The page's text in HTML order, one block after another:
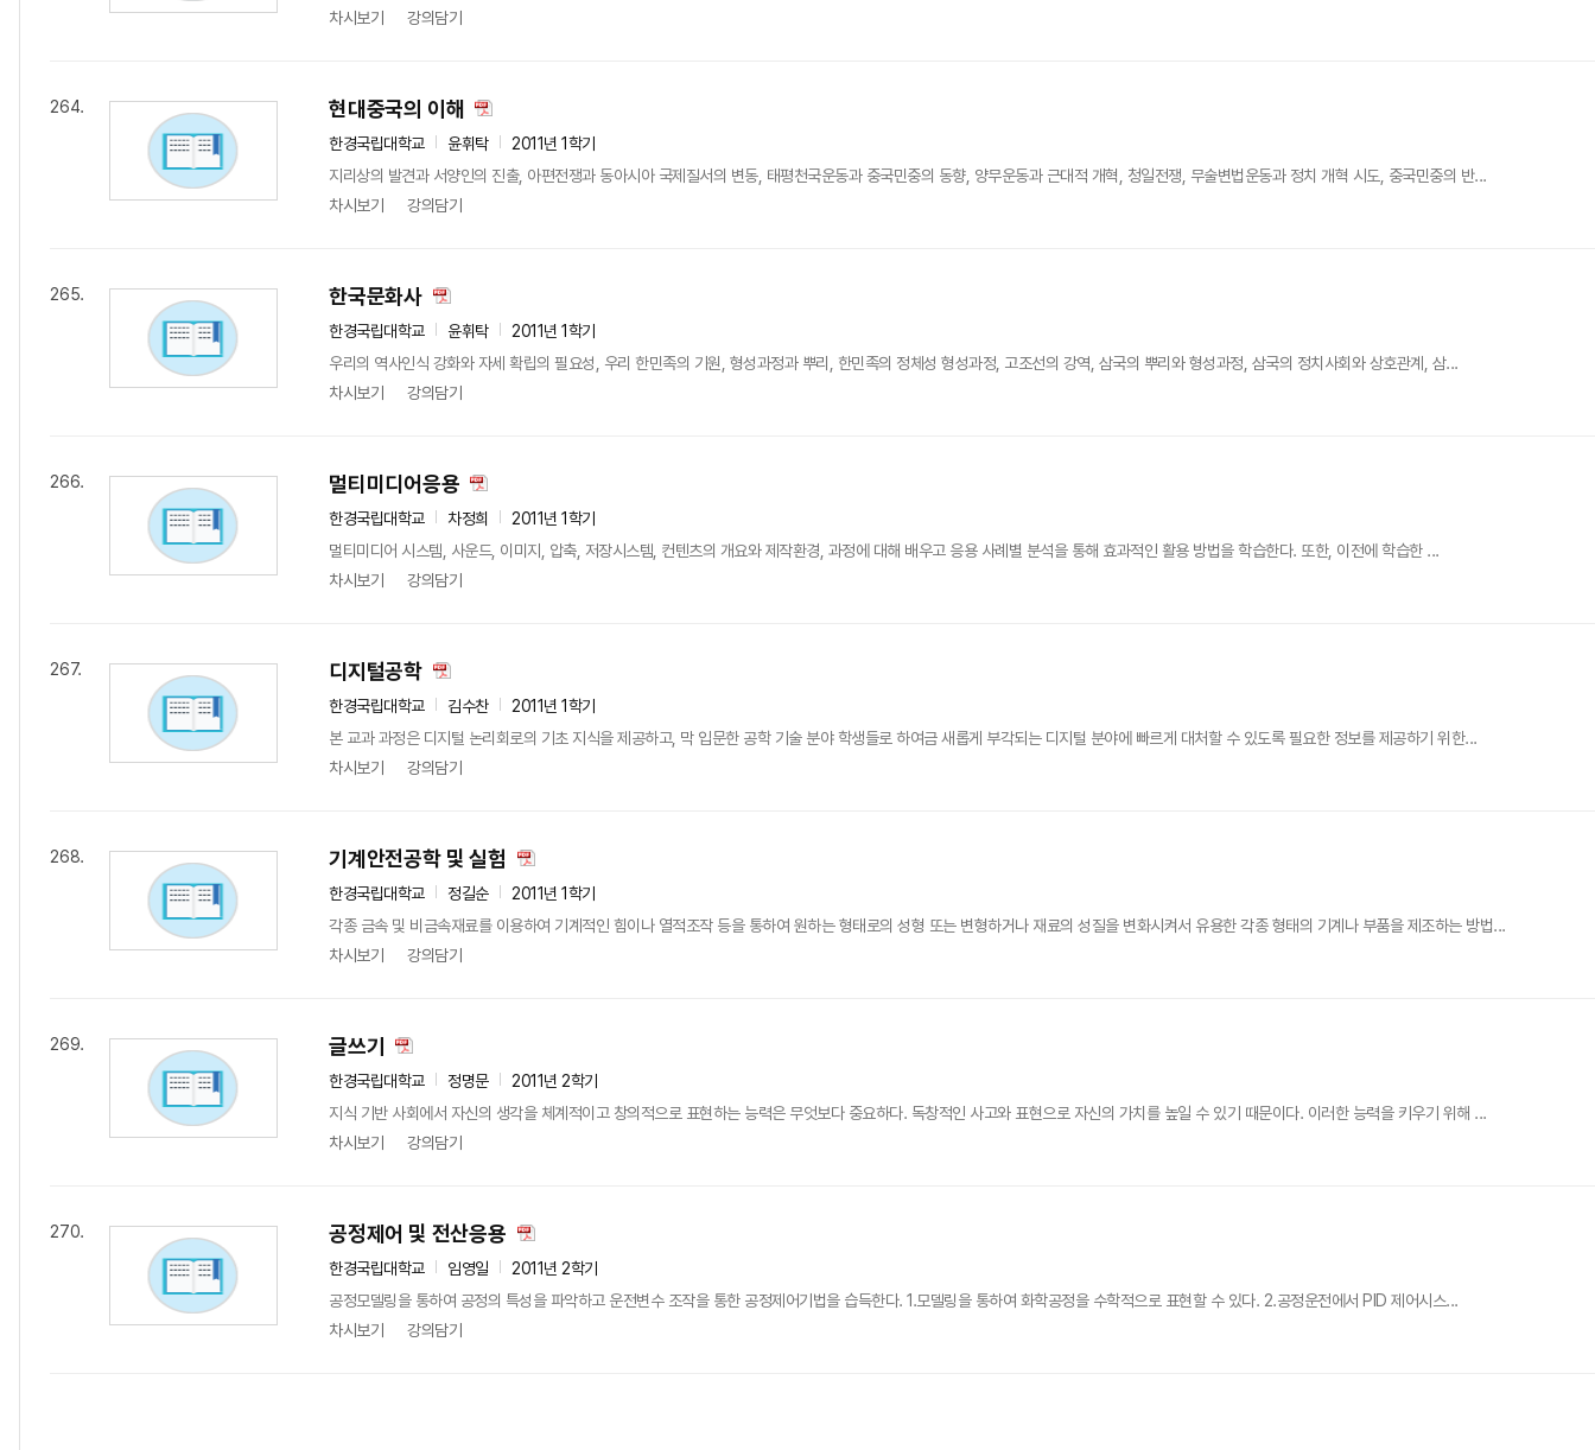
차시보기
강의담기
264. 현대중국의 이해
한경국립대학교 윤휘탁
2011년 1학기
지리상의 발견과 서양인의 진출, 아편전쟁과 동아시아 국제질서의 변동, 태평천국운동과 중국민중의 동향, 양무운동과 근대적 개혁, 청일전쟁, 무술변법운동과 정치 개혁 시도, 중국민중의 반...
차시보기
강의담기
265. 한국문화사
한경국립대학교 윤휘탁
2011년 1학기
우리의 역사인식 강화와 자세 확립의 필요성, 우리 한민족의 기원, 형성과정과 뿌리, 한민족의 정체성 형성과정, 고조선의 강역, 삼국의 뿌리와 형성과정, 삼국의 정치사회와 상호관계, 삼...
차시보기
강의담기
266. 멀티미디어응용
한경국립대학교 차정희
2011년 1학기
멀티미디어 시스템, 사운드, 이미지, 압축, 저장시스템, 컨텐츠의 개요와 제작환경, 과정에 대해 배우고 응용 사례별 분석을 통해 효과적인 활용 방법을 학습한다. 또한, 이전에 학습한 ...
차시보기
강의담기
267. 디지털공학
한경국립대학교 김수찬
2011년 1학기
본 교과 과정은 디지털 논리회로의 기초 지식을 제공하고, 막 입문한 공학 기술 분야 학생들로 하여금 새롭게 부각되는 디지털 분야에 빠르게 대처할 수 있도록 필요한 정보를 제공하기 위한...
차시보기
강의담기
268. 기계안전공학 및 실험
한경국립대학교 정길순
2011년 1학기
각종 금속 및 비금속재료를 이용하여 기계적인 힘이나 열적조작 등을 통하여 원하는 형태로의 성형 또는 변형하거나 재료의 성질을 변화시켜서 유용한 각종 형태의 기계나 부품을 제조하는 방법...
차시보기
강의담기
269. 글쓰기
한경국립대학교 정명문
2011년 2학기
지식 기반 사회에서 자신의 생각을 체계적이고 창의적으로 표현하는 능력은 무엇보다 중요하다. 독창적인 사고와 표현으로 자신의 가치를 높일 수 있기 때문이다. 이러한 능력을 키우기 위해 ...
차시보기
강의담기
270. 공정제어 및 전산응용
한경국립대학교 임영일
2011년 2학기
공정모델링을 통하여 공정의 특성을 파악하고 운전변수 조작을 통한 공정제어기법을 습득한다. 1.모델링을 통하여 화학공정을 수학적으로 표현할 수 있다. 2.공정운전에서 PID 제어시스...
차시보기
강의담기